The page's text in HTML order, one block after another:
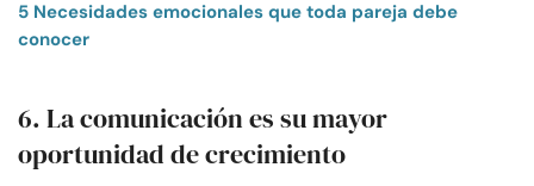
5 Necesidades emocionales que toda pareja debe
conocer
6. La comunicación es su mayor
oportunidad de crecimiento